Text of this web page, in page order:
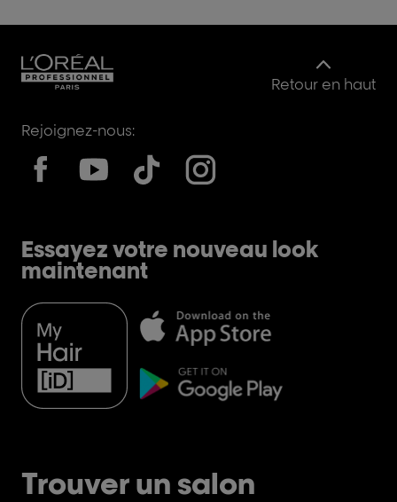
Retour en haut
Rejoignez-nous:
Essayez votre nouveau look
maintenant
Trouver un salon